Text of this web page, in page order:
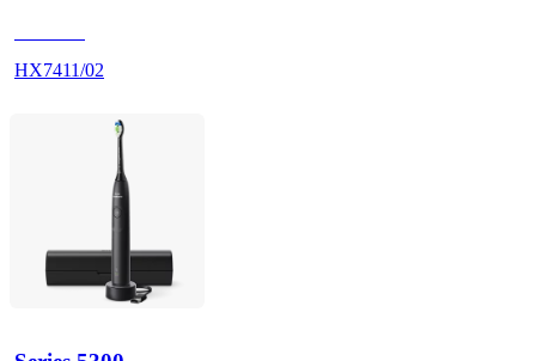
HX7411/02